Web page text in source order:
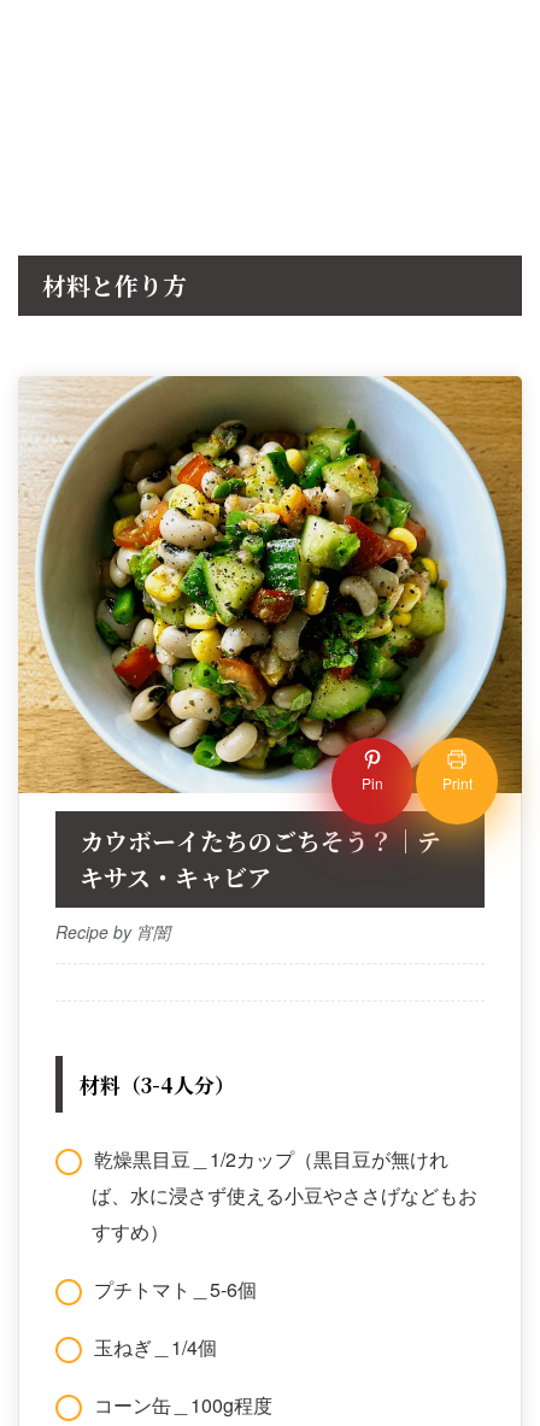
材料と作り方
Pin Print
カウボーイたちのごちそう？｜テ
キサス・キャビア
Recipe by 宵闇
材料（3-4人分）
乾燥黒目豆＿1/2カップ（黒目豆が無けれ
ば、水に浸さず使える小豆やささげなどもお
すすめ）
プチトマト＿5-6個
玉ねぎ＿1/4個
コーン缶＿100g程度